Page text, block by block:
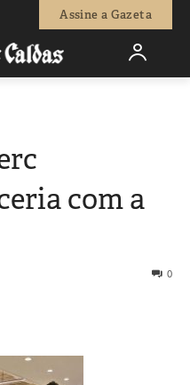
Assine a Gazeta
com a
0